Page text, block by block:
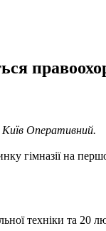
Київ Оперативний.
гімназії на
техніки та 20